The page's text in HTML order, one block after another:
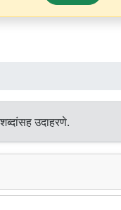
उदाहरणे.